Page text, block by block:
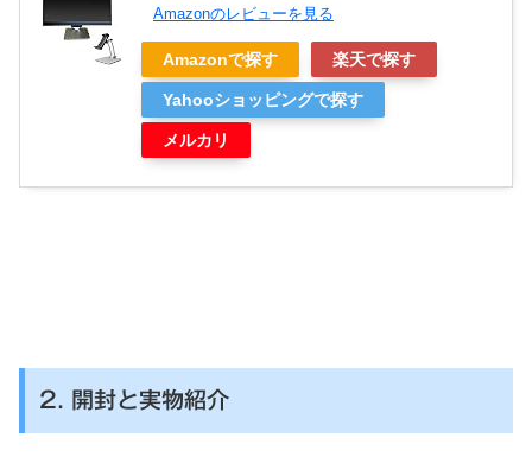
Amazonのレビューを見る
Amazonで探す 楽天で探す
Yahooショッピングで探す
メルカリ
2. 開封と実物紹介